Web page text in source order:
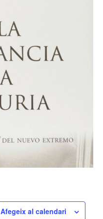
Afegeix al calendari